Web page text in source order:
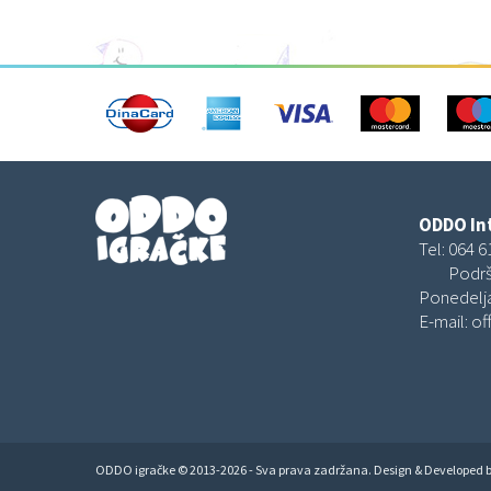
ODDO
Tel: 064
E-mail:
ODDO igračke © 2013-2026 - Sva prava zadržana. Design & Developed